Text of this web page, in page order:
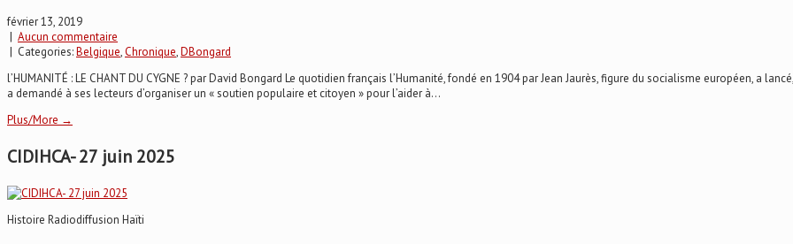
février 13, 2019
| Aucun commentaire
| Categories:Belgique,Chronique,DBongard
l’HUMANITÉ : LE CHANT DU CYGNE ? par David Bongard Le quotidien français l’Humanité, fondé en 1904 par Jean Jaurès, figure du socialisme européen, a
a demandé à ses lecteurs d’organiser un « soutien populaire et citoyen » pour l’aider à...
Plus/More →
CIDIHCA- 27 juin 2025
Histoire Radiodiffusion Haïti